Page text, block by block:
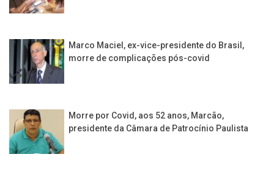
Marco Maciel, ex-vice-presidente do Brasil,
morre de complicações pós-covid
Morre por Covid, aos 52 anos, Marcão,
presidente da Câmara de Patrocínio Paulista